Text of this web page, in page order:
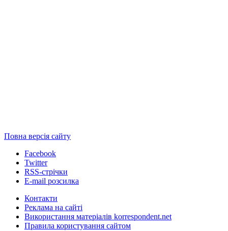
Повна версія сайту
Facebook
Twitter
RSS-стрічки
E-mail розсилка
Контакти
Реклама на сайті
Використання матеріалів korrespondent.net
Правила користування сайтом